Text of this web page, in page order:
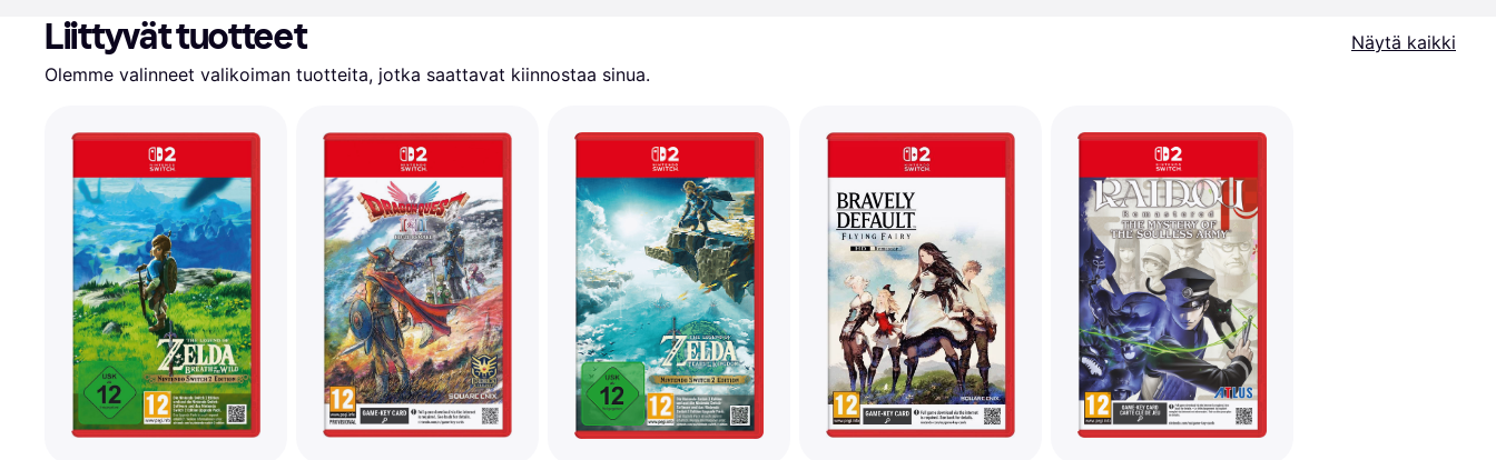
Liittyvät tuotteet
Näytä kaikki
Olemme valinneet valikoiman tuotteita, jotka saattavat kiinnostaa sinua.